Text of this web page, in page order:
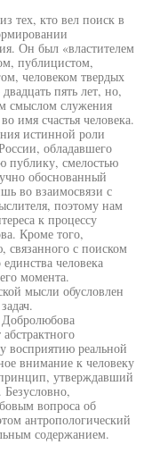
тех, кто вел поиск в
Он был «властителем
публицистом,
человеком твердых
пять лет, но,
смыслом служения
имя счастья человека.
истинной роли
обладавшего
публику, смелостью
обоснованный
во взаимосвязи с
поэтому нам
к процессу
Кроме того,
связанного с поиском
человека
момента.
мысли обусловлен
Добролюбова
восприятию реальной
внимание к человеку
утверждавший
Безусловно,
вопроса об
антропологический
содержанием.